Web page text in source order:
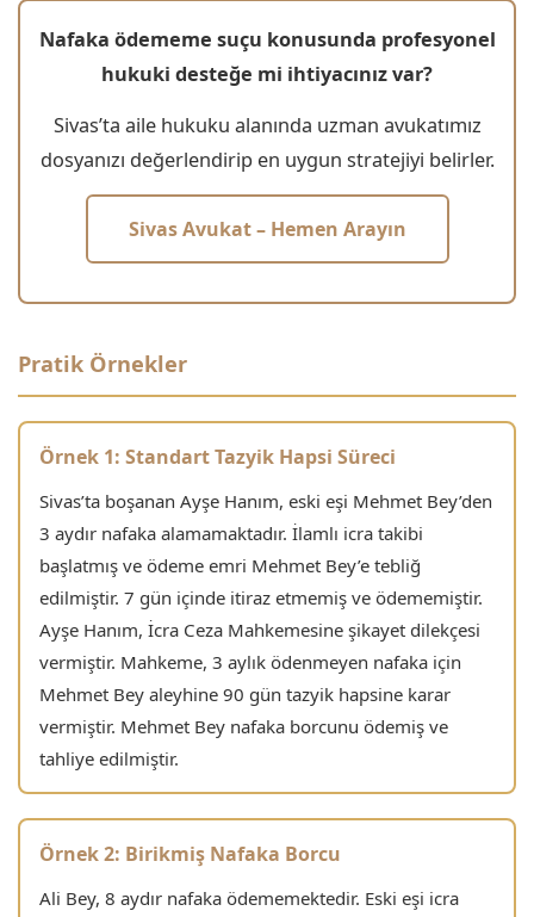
Nafaka ödememe suçu konusunda profesyonel
hukuki desteğe mi ihtiyacınız var?
Sivas’ta aile hukuku alanında uzman avukatımız
dosyanızı değerlendirip en uygun stratejiyi belirler.
Sivas Avukat – Hemen Arayın
Pratik Örnekler
Örnek 1: Standart Tazyik Hapsi Süreci
Sivas’ta boşanan Ayşe Hanım, eski eşi Mehmet Bey’den
3 aydır nafaka alamamaktadır. İlamlı icra takibi
başlatmış ve ödeme emri Mehmet Bey’e tebliğ
edilmiştir. 7 gün içinde itiraz etmemiş ve ödememiştir.
Ayşe Hanım, İcra Ceza Mahkemesine şikayet dilekçesi
vermiştir. Mahkeme, 3 aylık ödenmeyen nafaka için
Mehmet Bey aleyhine 90 gün tazyik hapsine karar
vermiştir. Mehmet Bey nafaka borcunu ödemiş ve
tahliye edilmiştir.
Örnek 2: Birikmiş Nafaka Borcu
Ali Bey, 8 aydır nafaka ödememektedir. Eski eşi icra